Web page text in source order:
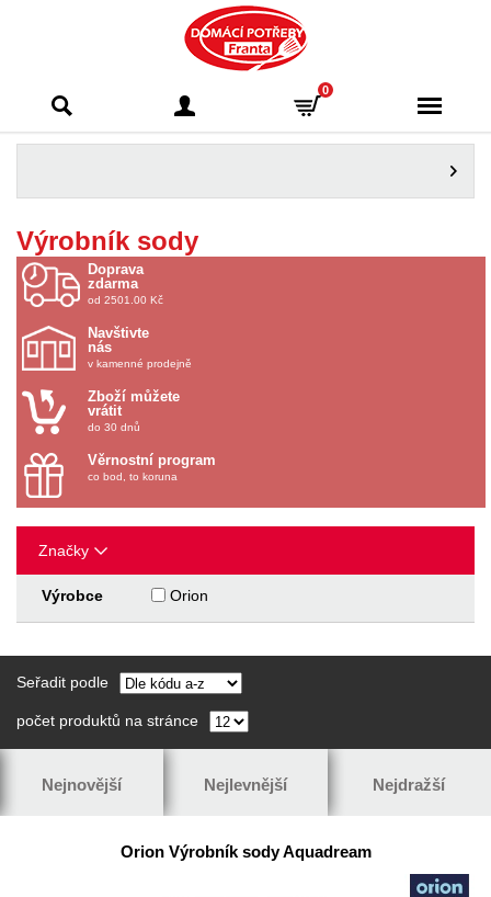
Franta - Příbram
0
Výrobník sody
Doprava
zdarma
od 2501.00 Kč
Navštivte
nás
v kamenné prodejně
Zboží můžete
vrátit
do 30 dnů
Věrnostní program
co bod, to koruna
Značky
Výrobce Orion
Seřadit podle
počet produktů na stránce
Nejnovější Nejlevnější Nejdražší
Orion Výrobník sody Aquadream